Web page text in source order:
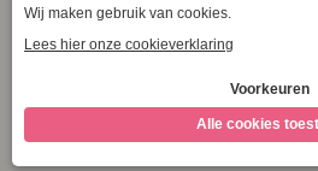
Garantie en klachten
Blog